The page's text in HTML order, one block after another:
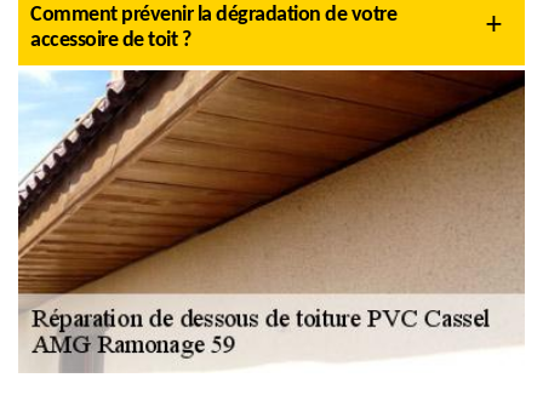
Comment prévenir la dégradation de votre
accessoire de toit ?